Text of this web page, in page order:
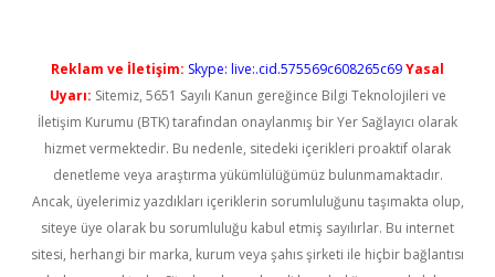
Reklam ve İletişim: Skype: live:.cid.575569c608265c69Yasal
Uyarı: Sitemiz, 5651 Sayılı Kanun gereğince Bilgi Teknolojileri ve
İletişim Kurumu (BTK) tarafından onaylanmış bir Yer Sağlayıcı olarak
hizmet vermektedir. Bu nedenle, sitedeki içerikleri proaktif olarak
denetleme veya araştırma yükümlülüğümüz bulunmamaktadır.
Ancak, üyelerimiz yazdıkları içeriklerin sorumluluğunu taşımakta olup,
siteye üye olarak bu sorumluluğu kabul etmiş sayılırlar. Bu internet
sitesi, herhangi bir marka, kurum veya şahıs şirketi ile hiçbir bağlantısı